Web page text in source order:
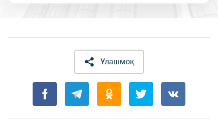
Улашмоқ